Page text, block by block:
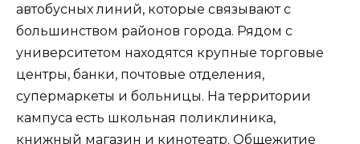
автобусных линий, которые связывают с
большинством районов города. Рядом с
университетом находятся крупные торговые
центры, банки, почтовые отделения,
супермаркеты и больницы. На территории
кампуса есть школьная поликлиника,
книжный магазин и кинотеатр. Общежитие